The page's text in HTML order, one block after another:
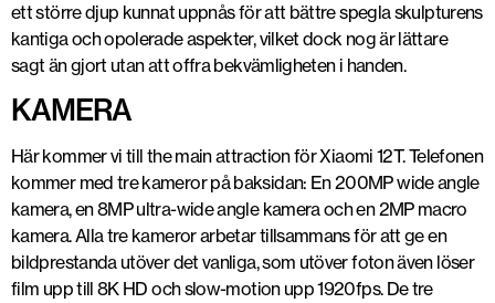
ett större djup kunnat uppnås för att bättre spegla skulpturens
kantiga och opolerade aspekter, vilket dock nog är lättare
sagt än gjort utan att offra bekvämligheten i handen.
KAMERA
Här kommer vi till the main attraction för Xiaomi 12T. Telefonen
kommer med tre kameror på baksidan: En 200MP wide angle
kamera, en 8MP ultra-wide angle kamera och en 2MP macro
kamera. Alla tre kameror arbetar tillsammans för att ge en
bildprestanda utöver det vanliga, som utöver foton även löser
film upp till 8K HD och slow-motion upp 1920fps. De tre